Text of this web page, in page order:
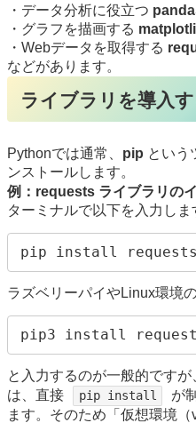
・データ分析に役立つ
・グラフを描画する
・Webデータを取得する
などがあります。
ライブラリを導入
Pythonでは通常、 pip という
ンストールします。
例：requests ライブラリの
ターミナルで以下を入力しま
ラズベリーパイやLinux環境
pip3 install
と入力するのが一般的です
は、直接
pip install
が
ます。そのため「仮想環境